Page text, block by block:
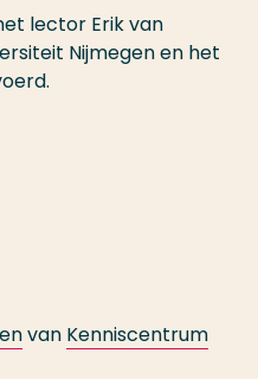
lector Erik van
Nijmegen en het
van Kenniscentrum